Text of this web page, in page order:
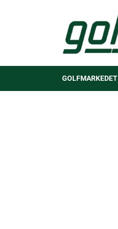
GOLFMARKEDET